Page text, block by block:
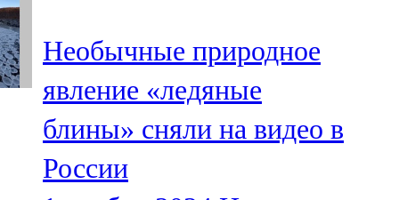
105,5 FM
Необычные природное
явление «ледяные
блины» сняли на видео в
России